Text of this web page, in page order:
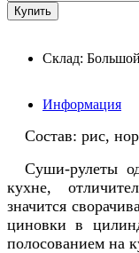
Склад:
Информация
Состав: рис,
Суши-рулеты
кухне,
значится
циновки в
полосованием на